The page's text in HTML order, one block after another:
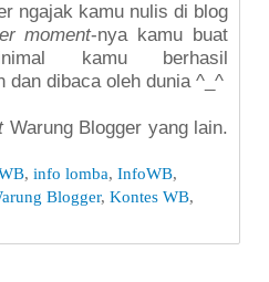
ngajak kamu nulis di blog
moment-nya kamu buat
kamu berhasil
dan dibaca oleh dunia ^_^
Warung Blogger yang lain.
, info lomba, InfoWB,
Blogger, Kontes WB,